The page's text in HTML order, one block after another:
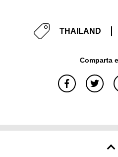
THAILAND
Comparta